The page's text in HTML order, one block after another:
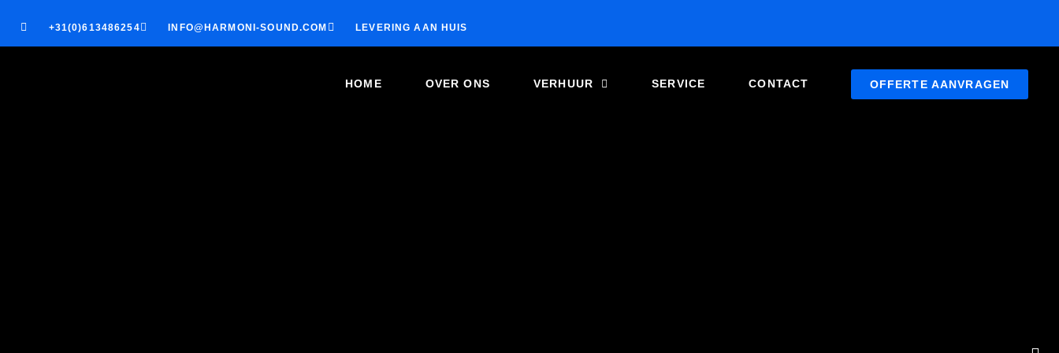
+31(0)613486254 INFO@HARMONI-SOUND.COM LEVERING AAN HUIS
HOME OVER ONS VERHUUR SERVICE CONTACT OFFERTE AANVRAGEN